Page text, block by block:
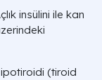
insülini ile kan
(tiroid